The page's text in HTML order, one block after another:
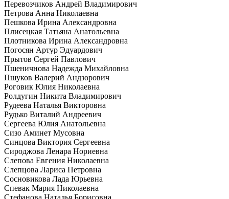
Перевозчиков Андрей Владимирович
Петрова Анна Николаевна
Пешкова Ирина Александровна
Плисецкая Татьяна Анатольевна
Плотникова Ирина Александровна
Погосян Артур Эдуардович
Прытов Сергей Павлович
Пшеничнова Надежда Михайловна
Пшуков Валерий Андзорович
Роговик Юлия Николаевна
Ролдугин Никита Владимирович
Рудеева Наталья Викторовна
Рудько Виталий Андреевич
Сергеева Юлия Анатольевна
Сизо Аминет Мусовна
Синцова Виктория Сергеевна
Сироджова Ленара Нориевна
Слепова Евгения Николаевна
Слепцова Лариса Петровна
Сосновикова Лада Юрьевна
Спевак Мария Николаевна
Стефанова Наталья Борисовна